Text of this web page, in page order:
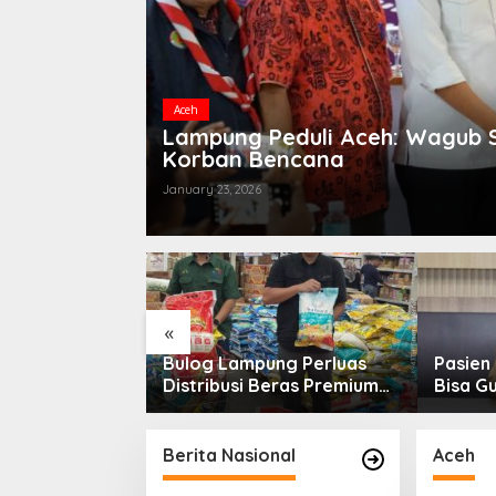
Aceh
Lampung Peduli Aceh:
Korban Bencana
January 23, 2026
«
Bulog Lampung Perluas
Distribusi Beras Premium
ke Retail Modern, Pastikan
Bisa
Berita Nasional
Aceh